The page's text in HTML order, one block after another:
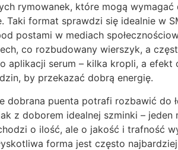
rymowanek, które mogą wymagać
Taki format sprawdzi się idealnie w
postami w mediach
co rozbudowany wierszyk, a
aplikacji serum – kilka kropli, a
by przekazać dobrą energię.
dobrana puenta potrafi rozbawić do
z doborem idealnej szminki –
o ilość, ale o jakość i trafność
forma jest często